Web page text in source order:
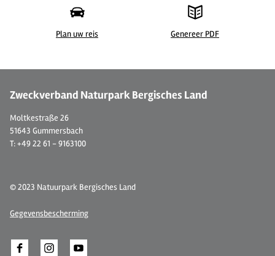
Plan uw reis Genereer PDF
Zweckverband Naturpark Bergisches Land
Moltkestraße 26
51643 Gummersbach
T: +49 22 61 - 9163100
© 2023 Natuurpark Bergisches Land
Gegevensbescherming